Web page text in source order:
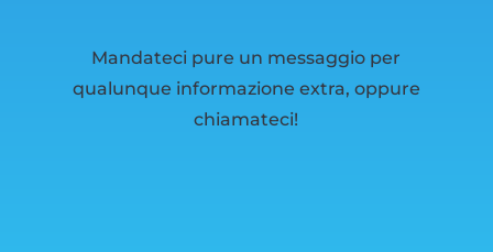
Mandateci pure un messaggio per
qualunque informazione extra, oppure
chiamateci!